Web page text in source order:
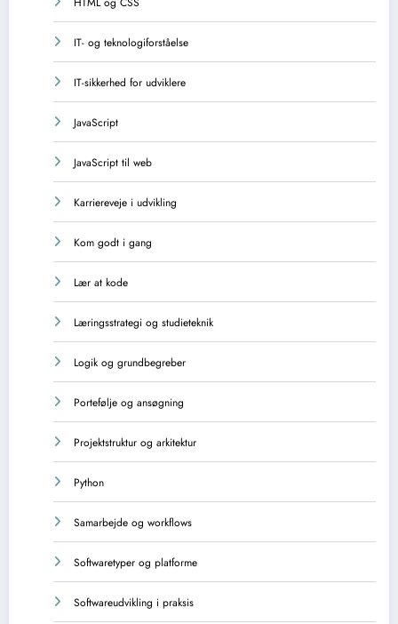
IT- og teknologiforståelse
IT-sikkerhed for udviklere
JavaScript
JavaScript til web
Karriereveje i udvikling
Kom godt i gang
Lær at kode
Læringsstrategi og studieteknik
Logik og grundbegreber
Portefølje og ansøgning
Projektstruktur og arkitektur
Python
Samarbejde og workflows
Softwaretyper og platforme
Softwareudvikling i praksis